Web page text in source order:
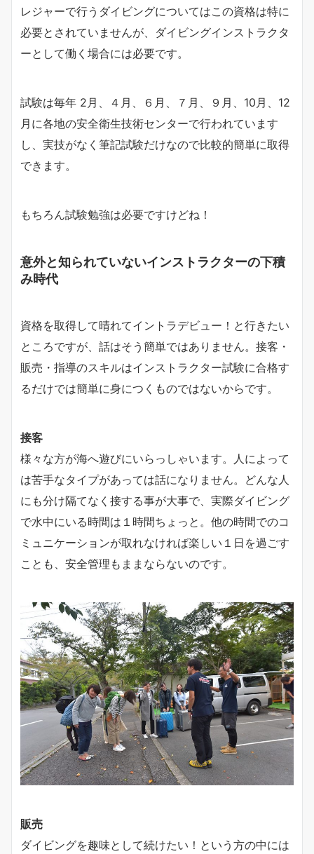
レジャーで行うダイビングについてはこの資格は特に
必要とされていませんが、ダイビングインストラクタ
ーとして働く場合には必要です。
試験は毎年 2月、４月、６月、７月、９月、10月、12
月に各地の安全衛生技術センターで行われています
し、実技がなく筆記試験だけなので比較的簡単に取得
できます。
もちろん試験勉強は必要ですけどね！
意外と知られていないインストラクターの下積
み時代
資格を取得して晴れてイントラデビュー！と行きたい
ところですが、話はそう簡単ではありません。接客・
販売・指導のスキルはインストラクター試験に合格す
るだけでは簡単に身につくものではないからです。
接客
様々な方が海へ遊びにいらっしゃいます。人によって
は苦手なタイプがあっては話になりません。どんな人
にも分け隔てなく接する事が大事で、実際ダイビング
で水中にいる時間は１時間ちょっと。他の時間でのコ
ミュニケーションが取れなければ楽しい１日を過ごす
ことも、安全管理もままならないのです。
販売
ダイビングを趣味として続けたい！という方の中には